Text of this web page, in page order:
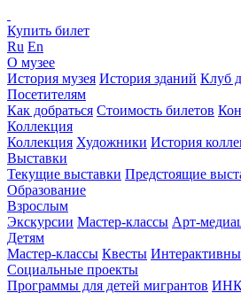
Купить билет
Ru En
О музее
История музея История зданий Клуб
Посетителям
Как добраться Стоимость билетов
Коллекция
Коллекция Художники История
Выставки
Текущие выставки Предстоящие
Образование
Взрослым
Экскурсии Мастер-классы Арт-
Детям
Мастер-классы Квесты
Социальные проекты
Программы для детей мигрантов